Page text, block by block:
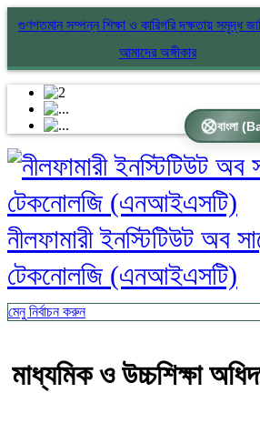
গুণগতমান সম্পন্ন শিক্ষা ও কারিগরি দক্ষতায় সমৃদ্ধ
আমাদের অঙ্গীকার
নীলফামারী ইনস্টিটিউট অব
টেকনোলজি (এনআইএসটি)
মেনু নির্বাচন করুন
মাধ্যমিক ও উচ্চশিক্ষা